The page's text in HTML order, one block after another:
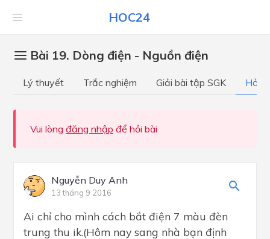
HOC24
Bài 19. Dòng điện - Nguồn điện
Lý thuyết Trắc nghiệm Giải bài tập SGK Hỏi
Vui lòng đăng nhập để hỏi bài
Nguyễn Duy Anh
13 tháng 9 2016
Ai chỉ cho mình cách bắt điện 7 màu đèn
trung thu ik.(Hôm nay sang nhà bạn định